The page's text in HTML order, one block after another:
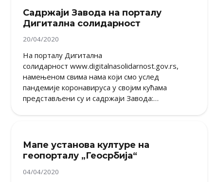
Садржаји Завода на порталу
Дигитална солидарност
20/04/2020
На порталу Дигитална
солидарност www.digitalnasolidarnost.gov.rs,
намењеном свима нама који смо услед
пандемије коронавируса у својим кућама
представљени су и садржаји Завода:…
Мапе установа културе на
геопорталу „Геосрбија“
04/04/2020